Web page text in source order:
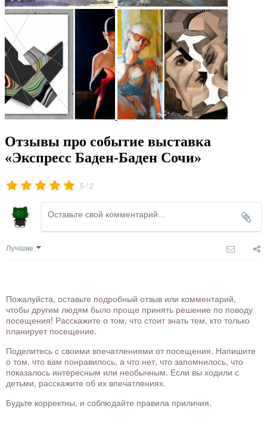
Отзывы про событие выставка
«Экспресс Баден-Баден Сочи»
5 /2
Лучшие
Пожалуйста, оставьте подробный отзыв или комментарий,
чтобы другим людям было проще принять решение по поводу
посещения! Расскажите о том, что стоит знать тем, кто только
планирует посещение.
Поделитесь с своими впечатлениями от посещения. Напишите
о том, что вам понравилось, а что нет, что запомнилось, что
показалось интересным или необычным. Если вы ходили с
детьми, расскажите об их впечатлениях.
Будьте корректны, и соблюдайте правила приличия.